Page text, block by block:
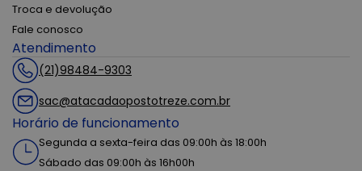
Troca e devolução
Fale conosco
Atendimento
(21)98484-9303
sac@atacadaopostotreze.com.br
Horário de funcionamento
Segunda a sexta-feira das 09:00h às 18:00h
Sábado das 09:00h às 16h00h